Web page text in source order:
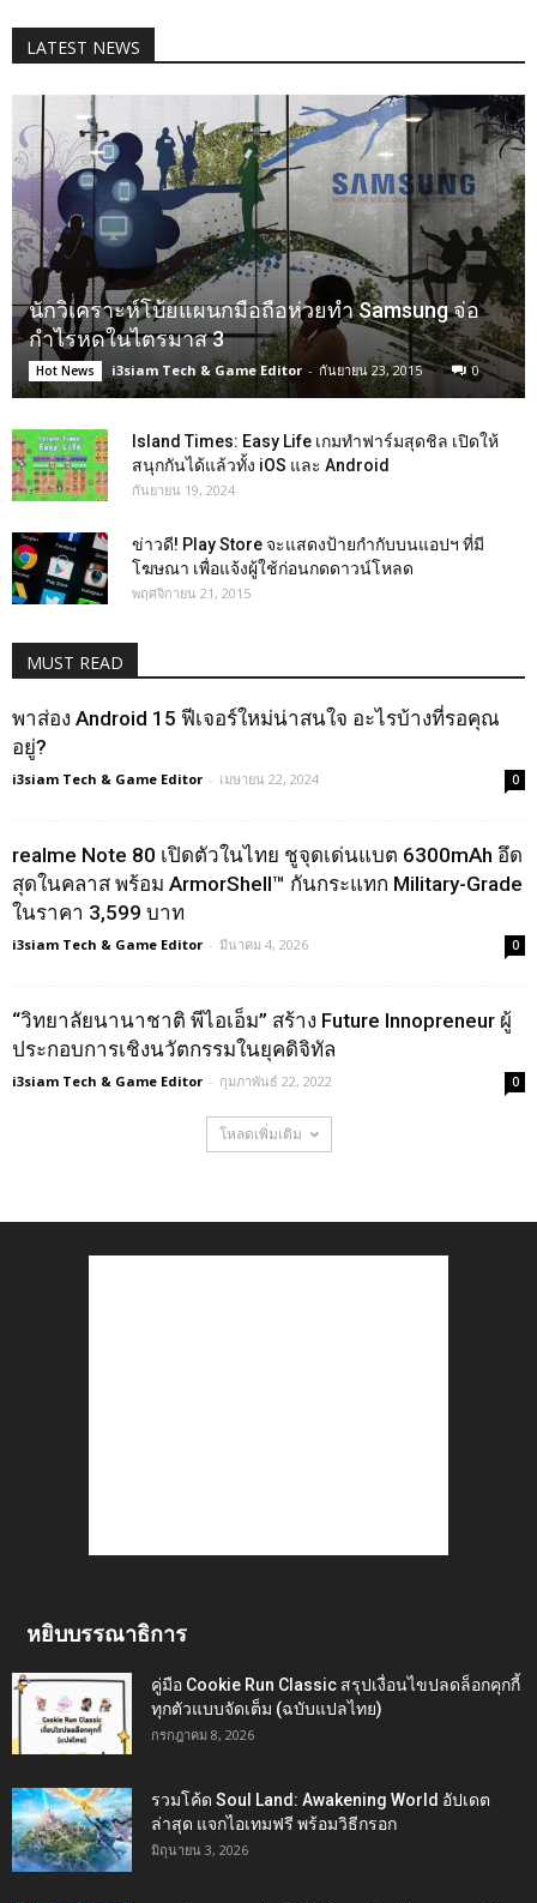
LATEST NEWS
นักวิเคราะห์โบ้ยแผนกมือถือห่วยทำ Samsung จ่อ
กำไรหดในไตรมาส 3
Hot News i3siam Tech & Game Editor - กันยายน 23, 2015 0
Island Times: Easy Life เกมทำฟาร์มสุดชิล เปิดให้
สนุกกันได้แล้วทั้ง iOS และ Android
กันยายน 19, 2024
ข่าวดี! Play Store จะแสดงป้ายกำกับบนแอปฯ ที่มี
โฆษณา เพื่อแจ้งผู้ใช้ก่อนกดดาวน์โหลด
พฤศจิกายน 21, 2015
MUST READ
พาส่อง Android 15 ฟีเจอร์ใหม่น่าสนใจ อะไรบ้างที่รอคุณ
อยู่?
i3siam Tech & Game Editor - เมษายน 22, 2024 0
realme Note 80 เปิดตัวในไทย ชูจุดเด่นแบต 6300mAh อึด
สุดในคลาส พร้อม ArmorShell™ กันกระแทก Military-Grade
ในราคา 3,599 บาท
i3siam Tech & Game Editor - มีนาคม 4, 2026 0
“วิทยาลัยนานาชาติ พีไอเอ็ม” สร้าง Future Innopreneur ผู้
ประกอบการเชิงนวัตกรรมในยุคดิจิทัล
i3siam Tech & Game Editor - กุมภาพันธ์ 22, 2022 0
โหลดเพิ่มเติม
หยิบบรรณาธิการ
คู่มือ Cookie Run Classic สรุปเงื่อนไขปลดล็อกคุกกี้
ทุกตัวแบบจัดเต็ม (ฉบับแปลไทย)
กรกฎาคม 8, 2026
รวมโค้ด Soul Land: Awakening World อัปเดต
ล่าสุด แจกไอเทมฟรี พร้อมวิธีกรอก
มิถุนายน 3, 2026